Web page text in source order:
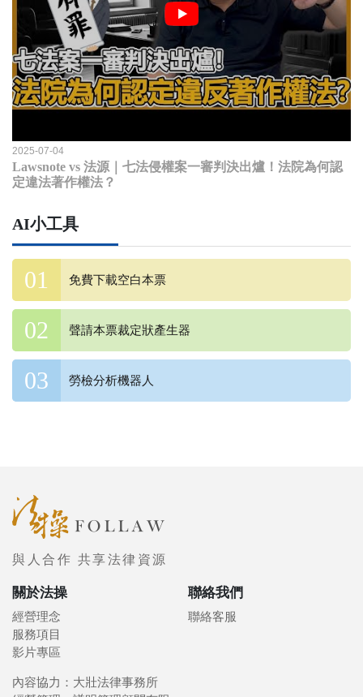
2025-07-04
Lawsnote vs 法源｜七法侵權案一審判決出爐！法院為何認
定違法著作權法？
AI小工具
免費下載空白本票
聲請本票裁定狀產生器
勞檢分析機器人
與人合作 共享法律資源
關於法操
經營理念
服務項目
影片專區
聯絡我們
聯絡客服
內容協力：大壯法律事務所